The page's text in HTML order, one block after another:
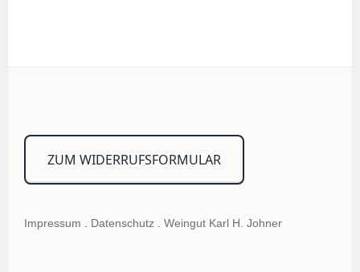
ZUM WIDERRUFSFORMULAR
Impressum . Datenschutz .Weingut Karl H. Johner